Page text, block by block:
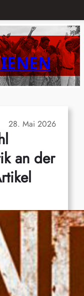
28. Mai 2026
an der